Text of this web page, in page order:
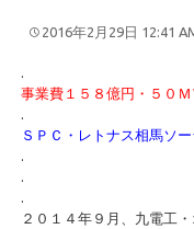
2016年2月29日 12:41
.
事業費１５８億円・５０Ｍ
.
ＳＰＣ・レトナス相馬ソー
.
.
.
２０１４年９月、九電工